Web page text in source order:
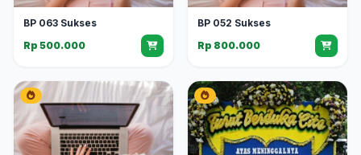
BP 063 Sukses
Rp 500.000
BP 052 Sukses
Rp 800.000